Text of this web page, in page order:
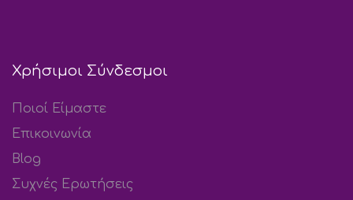
Χρήσιμοι Σύνδεσμοι
Ποιοί Είμαστε
Επικοινωνία
Blog
Συχνές Ερωτήσεις